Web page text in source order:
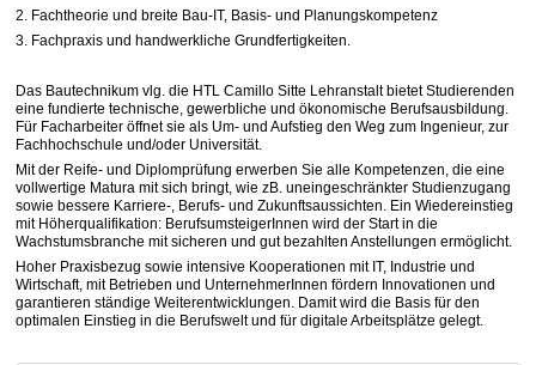
2. Fachtheorie und breite Bau-IT, Basis- und Planungskompetenz
3. Fachpraxis und handwerkliche Grundfertigkeiten.
Das Bautechnikum vlg. die HTL Camillo Sitte Lehranstalt bietet Studierenden
eine fundierte technische, gewerbliche und ökonomische Berufsausbildung.
Für Facharbeiter öffnet sie als Um- und Aufstieg den Weg zum Ingenieur, zur
Fachhochschule und/oder Universität.
Mit der Reife- und Diplomprüfung erwerben Sie alle Kompetenzen, die eine
vollwertige Matura mit sich bringt, wie zB. uneingeschränkter Studienzugang
sowie bessere Karriere-, Berufs- und Zukunftsaussichten. Ein Wiedereinstieg
mit Höherqualifikation: BerufsumsteigerInnen wird der Start in die
Wachstumsbranche mit sicheren und gut bezahlten Anstellungen ermöglicht.
Hoher Praxisbezug sowie intensive Kooperationen mit IT, Industrie und
Wirtschaft, mit Betrieben und UnternehmerInnen fördern Innovationen und
garantieren ständige Weiterentwicklungen. Damit wird die Basis für den
optimalen Einstieg in die Berufswelt und für digitale Arbeitsplätze gelegt.